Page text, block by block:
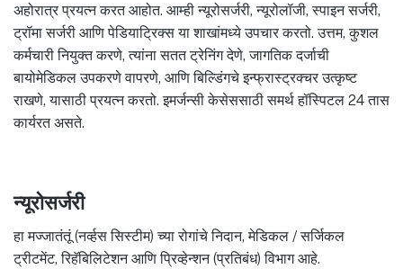
अहोरात्र प्रयत्न करत आहोत. आम्ही न्यूरोसर्जरी, न्यूरोलॉजी, स्पाइन सर्जरी,
ट्रॉमा सर्जरी आणि पेडियाट्रिक्स या शाखांमध्ये उपचार करतो. उत्तम, कुशल
कर्मचारी नियुक्त करणे, त्यांना सतत ट्रेनिंग देणे, जागतिक दर्जाची
बायोमेडिकल उपकरणे वापरणे, आणि बिल्डिंगचे इन्फ्रास्ट्रक्चर उत्कृष्ट
राखणे, यासाठी प्रयत्न करतो. इमर्जन्सी केसेससाठी समर्थ हॉस्पिटल 24 तास
कार्यरत असते.
न्यूरोसर्जरी
हा मज्जातंतूं (नर्व्हस सिस्टीम) च्या रोगांचे निदान, मेडिकल / सर्जिकल
ट्रीटमेंट, रिहॅबिलिटेशन आणि प्रिव्हेन्शन (प्रतिबंध) विभाग आहे.